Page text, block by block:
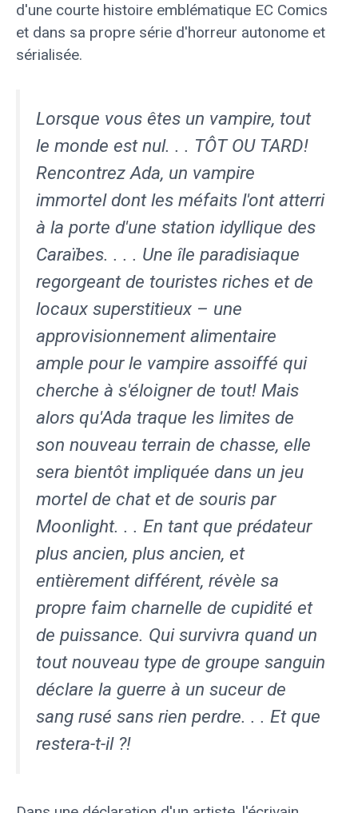
d'une courte histoire emblématique EC Comics
et dans sa propre série d'horreur autonome et
sérialisée.
Lorsque vous êtes un vampire, tout
le monde est nul. . . TÔT OU TARD!
Rencontrez Ada, un vampire
immortel dont les méfaits l'ont atterri
à la porte d'une station idyllique des
Caraïbes. . . . Une île paradisiaque
regorgeant de touristes riches et de
locaux superstitieux – une
approvisionnement alimentaire
ample pour le vampire assoiffé qui
cherche à s'éloigner de tout! Mais
alors qu'Ada traque les limites de
son nouveau terrain de chasse, elle
sera bientôt impliquée dans un jeu
mortel de chat et de souris par
Moonlight. . . En tant que prédateur
plus ancien, plus ancien, et
entièrement différent, révèle sa
propre faim charnelle de cupidité et
de puissance. Qui survivra quand un
tout nouveau type de groupe sanguin
déclare la guerre à un suceur de
sang rusé sans rien perdre. . . Et que
restera-t-il ?!